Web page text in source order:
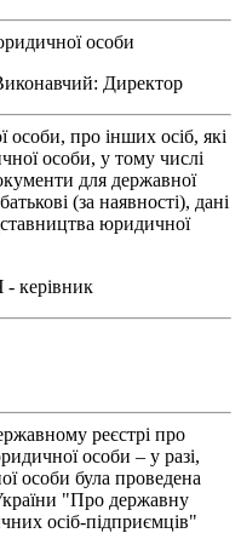
особи
Директор
особи, про інших осіб, які
особи, у тому числі
для державної
(за наявності), дані
юридичної
реєстрі про
особи – у разі,
особи була проведена
"Про державну
осіб-підприємців"